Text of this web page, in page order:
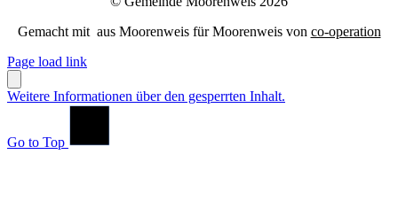
Gemacht mit aus Moorenweis für Moorenweis von co-operation
Page load link
Weitere Informationen über den gesperrten Inhalt.
Go to Top